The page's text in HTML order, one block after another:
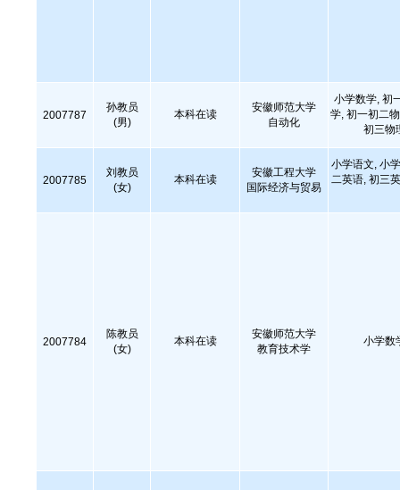
2007787
孙教员
(男)
本科在读
安徽师范大学
自动化
小学数学, 初
学, 初一初二
初三物
2007785
刘教员
(女)
本科在读
安徽工程大学
国际经济与贸易
小学语文, 小
二英语, 初三
2007784
陈教员
(女)
本科在读
安徽师范大学
教育技术学
小学数